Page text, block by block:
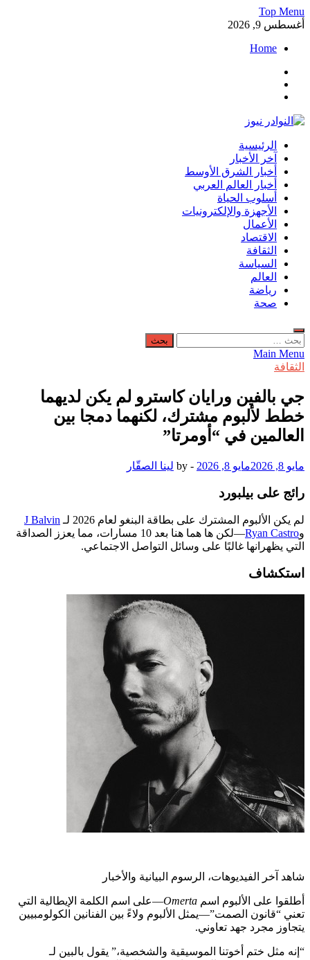
Skip
to
Top Menu
أغسطس 9, 2026
Home
النوادر نيوز
موقع إخباري عربي مستقل ينقل آخر الأخبار والتقارير من العالم
العربي والعالمي
الرئيسية
آخر الأخبار
أخبار الشرق الأوسط
أخبار العالم العربي
أسلوب الحياة
الأجهزة والإلكترونيات
الأعمال
الاقتصاد
الثقافة
السياسة
العالم
رياضة
صحة
البحث
عن:
Main Menu
الثقافة
جي بالفين ورايان كاسترو لم يكن لديهما
خطط لألبوم مشترك، لكنهما دمجا بين
العالمين في “أومرتا”
مايو 8, 2026 مايو 8, 2026 -
by لينا الصقّار
رائج على بيلبورد
لم يكن الألبوم المشترك على بطاقة البنغو لعام 2026 لـ
J Balvin
وRyan Castro
—لكن ها هما هنا بعد 10 مسارات، مما يعزز الصداقة
التي يظهرانها غالبًا على وسائل التواصل الاجتماعي.
استكشاف
شاهد آخر الفيديوهات، الرسوم البيانية والأخبار
أطلقوا على الألبوم اسم Omerta—على اسم الكلمة الإيطالية التي
تعني “قانون الصمت”—يمثل الألبوم ولاءً بين الفنانين الكولومبيين
يتجاوز مجرد جهد تعاوني.
“إنه مثل ختم أخوتنا الموسيقية والشخصية،” يقول بالبين لـ